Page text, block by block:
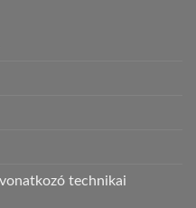
technikai